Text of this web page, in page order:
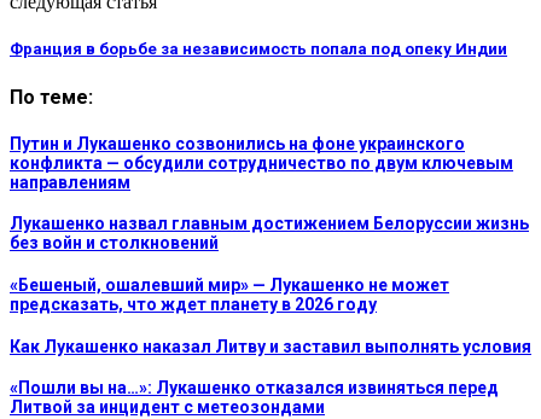
Франция в борьбе за независимость попала под опеку Индии
По теме:
Путин и Лукашенко созвонились на фоне украинского
конфликта — обсудили сотрудничество по двум ключевым
направлениям
Лукашенко назвал главным достижением Белоруссии жизнь
без войн и столкновений
«Бешеный, ошалевший мир» — Лукашенко не может
предсказать, что ждет планету в 2026 году
Как Лукашенко наказал Литву и заставил выполнять условия
«Пошли вы на…»: Лукашенко отказался извиняться перед
Литвой за инцидент с метеозондами